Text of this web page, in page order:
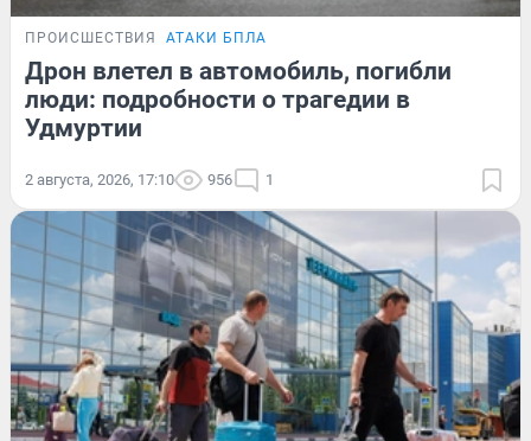
ПРОИСШЕСТВИЯ АТАКИ БПЛА
Дрон влетел в автомобиль, погибли
люди: подробности о трагедии в
Удмуртии
2 августа, 2026, 17:10 956 1